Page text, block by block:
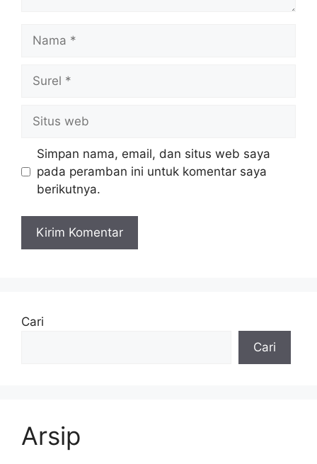
web
Simpan nama, email, dan situs web saya
pada peramban ini untuk komentar saya
berikutnya.
Cari
Cari
Arsip